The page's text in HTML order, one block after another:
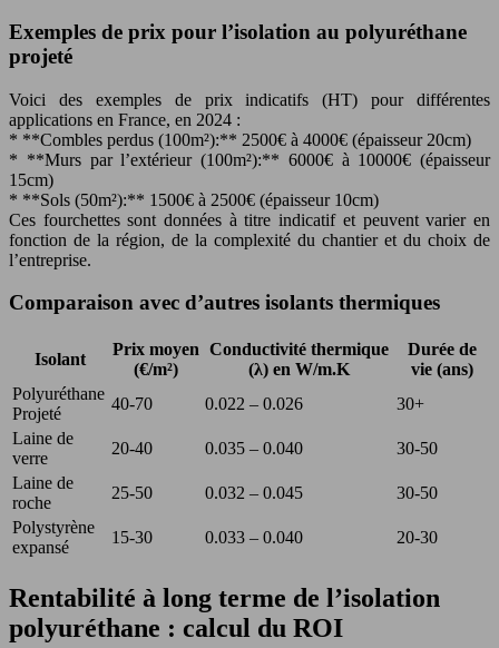
Exemples de prix pour l’isolation au polyuréthane
projeté
Voici des exemples de prix indicatifs (HT) pour différentes
applications en France, en 2024 :
* **Combles perdus (100m²):** 2500€ à 4000€ (épaisseur 20cm)
* **Murs par l’extérieur (100m²):** 6000€ à 10000€ (épaisseur
15cm)
* **Sols (50m²):** 1500€ à 2500€ (épaisseur 10cm)
Ces fourchettes sont données à titre indicatif et peuvent varier en
fonction de la région, de la complexité du chantier et du choix de
l’entreprise.
Comparaison avec d’autres isolants thermiques
Isolant
Prix moyen
(€/m²)
Conductivité thermique
(λ) en W/m.K
Durée de
vie (ans)
Polyuréthane
Projeté
40-70 0.022 – 0.026
30+
Laine de
verre
20-40 0.035 – 0.040
30-50
Laine de
roche
25-50 0.032 – 0.045
30-50
Polystyrène
expansé
15-30 0.033 – 0.040 20-30
Rentabilité à long terme de l’isolation
polyuréthane : calcul du ROI